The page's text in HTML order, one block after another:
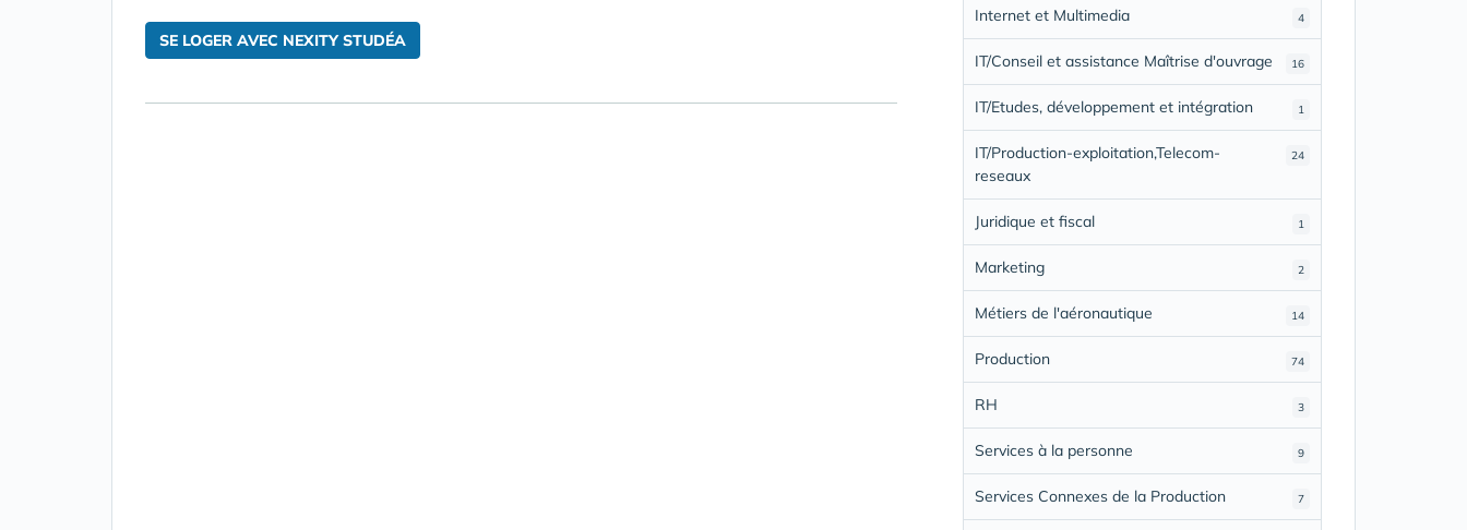
SE LOGER AVEC NEXITY STUDÉA
4
Internet et Multimedia
16
IT/Conseil et assistance Maîtrise d'ouvrage
1
IT/Etudes, développement et intégration
24
IT/Production-exploitation,Telecom-
reseaux
1
Juridique et fiscal
2
Marketing
14
Métiers de l'aéronautique
74
Production
3
RH
9
Services à la personne
7
Services Connexes de la Production